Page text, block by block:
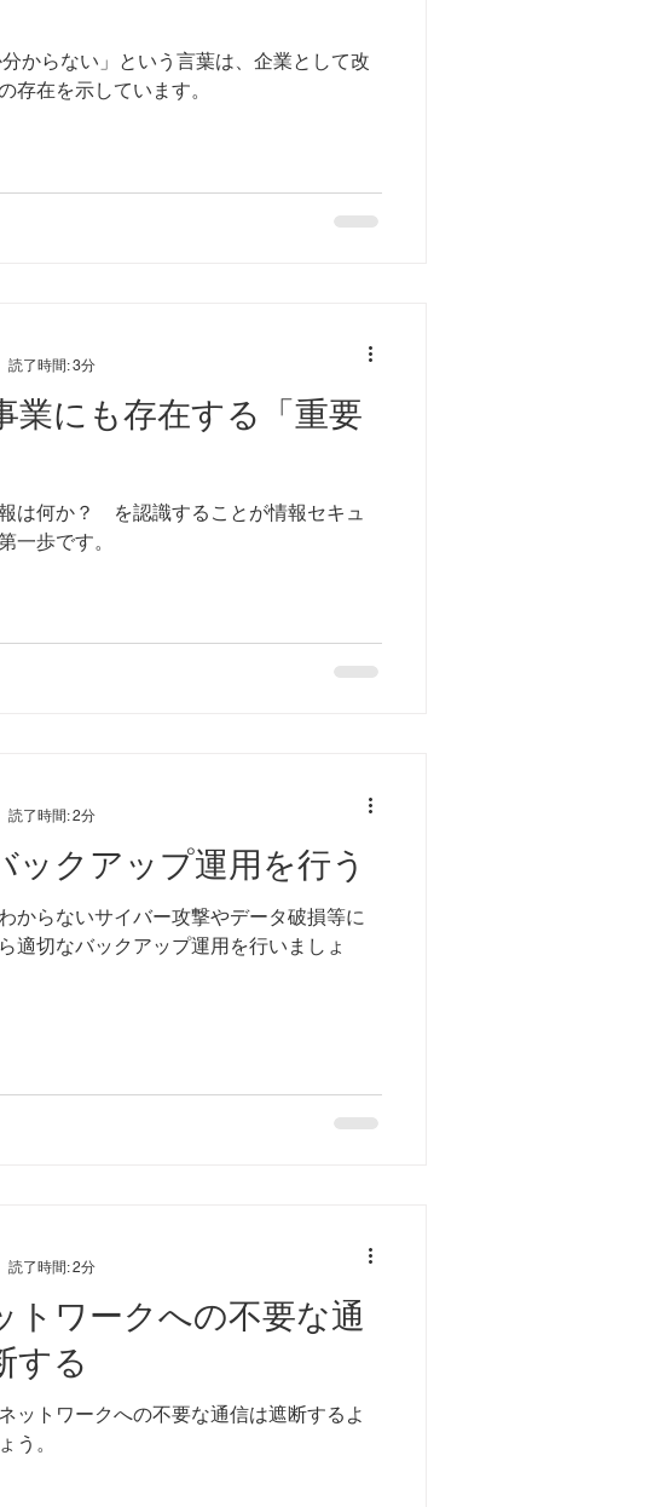
分からない」という言葉は、企業として改
存在を示しています。
業にも存在する「重要
は何か？ を認識することが情報セキュ
一歩です。
読了時間: 3分
ックアップ運用を行う
からないサイバー攻撃やデータ破損等に
適切なバックアップ運用を行いましょ
読了時間: 2分
トワークへの不要な通
する
ットワークへの不要な通信は遮断するよ
う。
読了時間: 2分